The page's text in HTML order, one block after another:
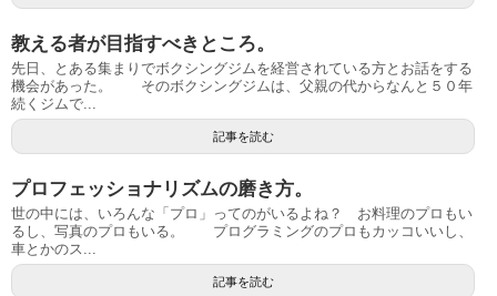
教える者が目指すべきところ。
先日、とある集まりでボクシングジムを経営されている方とお話をする
機会があった。 そのボクシングジムは、父親の代からなんと５０年
続くジムで...
記事を読む
プロフェッショナリズムの磨き方。
世の中には、いろんな「プロ」ってのがいるよね？ お料理のプロもい
るし、写真のプロもいる。 プログラミングのプロもカッコいいし、
車とかのス...
記事を読む